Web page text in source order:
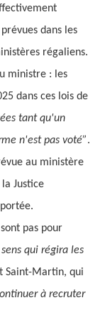
dans les
régaliens.
ministre : les
dans ces lois de
tant qu'un
n'est pas voté”.
au ministère
Justice
pas pour
qui régira les
Saint-Martin, qui
à recruter